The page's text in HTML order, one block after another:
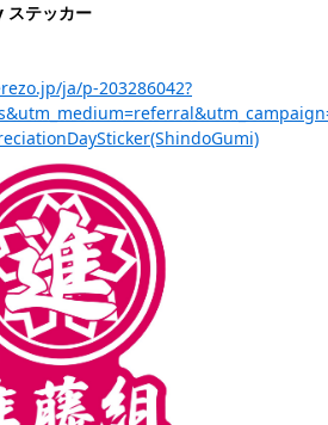
ステッカー
ja/p-203286042?